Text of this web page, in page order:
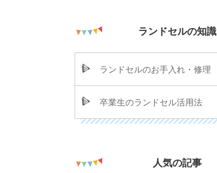
ランドセルの知識
ランドセルのお手入れ・修理
卒業生のランドセル活用法
人気の記事